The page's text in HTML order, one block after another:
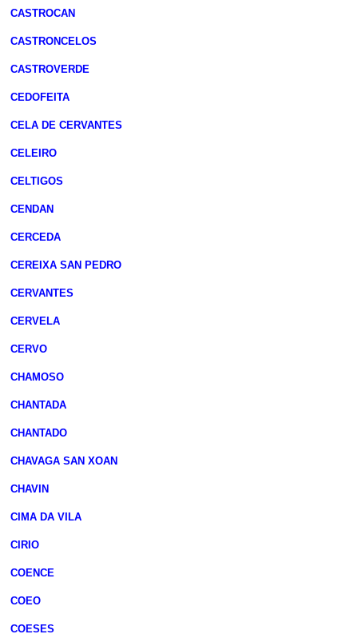
CASTROCAN
CASTRONCELOS
CASTROVERDE
CEDOFEITA
CELA DE CERVANTES
CELEIRO
CELTIGOS
CENDAN
CERCEDA
CEREIXA SAN PEDRO
CERVANTES
CERVELA
CERVO
CHAMOSO
CHANTADA
CHANTADO
CHAVAGA SAN XOAN
CHAVIN
CIMA DA VILA
CIRIO
COENCE
COEO
COESES